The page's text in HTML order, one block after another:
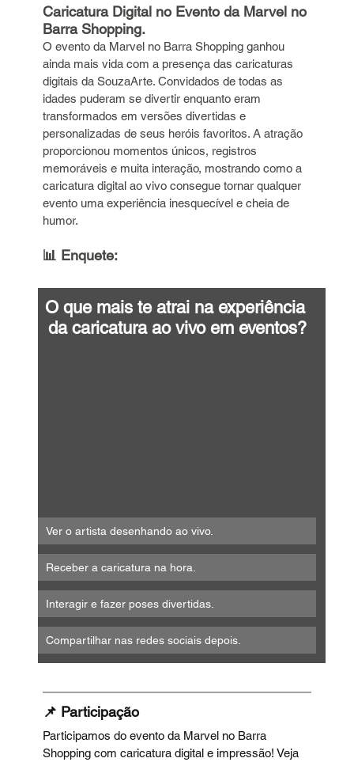
Caricatura Digital no Evento da Marvel no
Barra Shopping.
O evento da Marvel no Barra Shopping ganhou
ainda mais vida com a presença das caricaturas
digitais da SouzaArte. Convidados de todas as
idades puderam se divertir enquanto eram
transformados em versões divertidas e
personalizadas de seus heróis favoritos. A atração
proporcionou momentos únicos, registros
memoráveis e muita interação, mostrando como a
caricatura digital ao vivo consegue tornar qualquer
evento uma experiência inesquecível e cheia de
humor.
📊 Enquete:
O que mais te atrai na experiência
da caricatura ao vivo em eventos?
Ver o artista desenhando ao vivo.
Receber a caricatura na hora.
Interagir e fazer poses divertidas.
Compartilhar nas redes sociais depois.
📌 Participação
Participamos do evento da Marvel no Barra
Shopping com caricatura digital e impressão! Veja